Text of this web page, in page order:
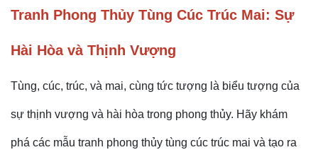
Tranh Phong Thủy Tùng Cúc Trúc Mai: Sự
Hài Hòa và Thịnh Vượng
Tùng, cúc, trúc, và mai, cùng tức tượng là biểu tượng của
sự thịnh vượng và hài hòa trong phong thủy. Hãy khám
phá các mẫu tranh phong thủy tùng cúc trúc mai và tạo ra